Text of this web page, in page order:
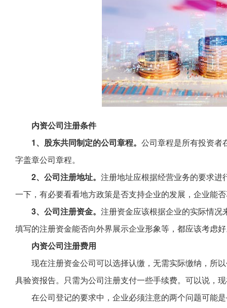
内资公司注册条件
1、股东共同制定的公司章程。 公司章程是所有投资者
字盖章公司章程。
2、公司注册地址。 注册地址应根据经营业务的要求
一下，有必要看看地方政策是否支持企业的发展，企业能
3、公司注册资金。 注册资金应该根据企业的实际情
填写的注册资金能否向外界展示企业形象等，都应该考虑
内资公司注册费用
现在注册资金公司可以选择认缴，无需实际缴纳，所
具验资报告。只需为公司注册支付一些手续费。可以说，
在公司登记的要求中，企业必须注意的两个问题可能